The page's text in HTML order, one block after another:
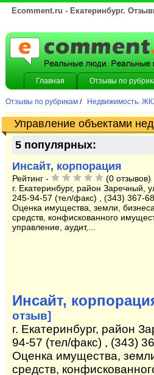
Ecomment.ru - Екатеринбург.
Главная Отзывы по
Отзывы по рубрикам / Недвижимость.
Управление объектами
5 популярных:
Инсайт, корпорация
Рейтинг -
(0 отзывов)
г. Екатеринбург, район
245-94-57 (тел/факс) , (343) 367-
Оценка имущества, земли,
средств, конфискованного
управление, аудит,...
Инсайт,
отзыв]
г. Екатеринбург, район
94-57 (тел/факс) , (343)
Оценка имущества,
средств,